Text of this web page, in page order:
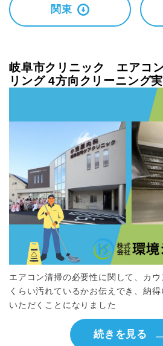
関東
岐阜市クリニック エアコ
リング 4方向クリーニング
エアコン清掃の必要性に関して、カ
くらい汚れているかお伝えでき、納
いただくことになりました
続きを見る